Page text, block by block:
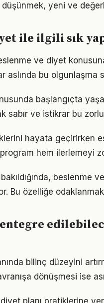
yeni ve
ile ilgili sık
ve diyet
aslında bu olgunlaşma
başlangıçta
sabır ve istikrar bu
hayata geçirirken
hem ilerlemeyi
beslenme
Bu özelliğe
bilinç düzeyini
dönüşmesi ise
planı pratiklerine